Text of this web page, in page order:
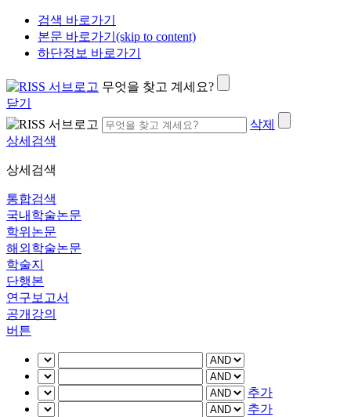
검색 바로가기
본문 바로가기(skip to content)
하단정보 바로가기
무엇을 찾고 계세요?
닫기
삭제
상세검색
상세검색
통합검색
국내학술논문
학위논문
해외학술논문
학술지
단행본
연구보고서
공개강의
버튼
추가
추가